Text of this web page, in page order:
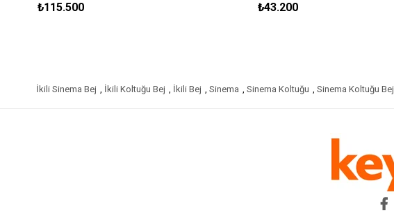
₺115.500 ₺43.200
İkili Sinema Bej , İkili Koltuğu Bej , İkili Bej , Sinema , Sinema Koltuğu , Sinema Koltuğu Bej